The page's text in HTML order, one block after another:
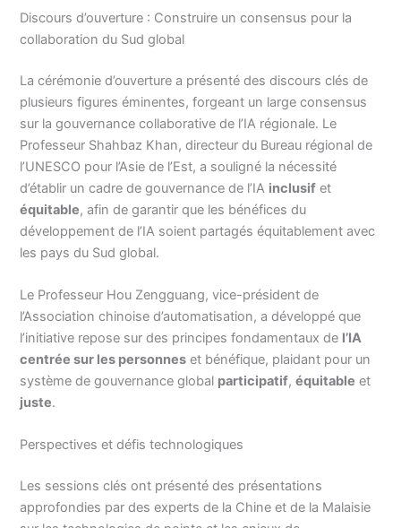
Discours d’ouverture : Construire un consensus pour la
collaboration du Sud global
La cérémonie d’ouverture a présenté des discours clés de
plusieurs figures éminentes, forgeant un large consensus
sur la gouvernance collaborative de l’IA régionale. Le
Professeur Shahbaz Khan, directeur du Bureau régional de
l’UNESCO pour l’Asie de l’Est, a souligné la nécessité
d’établir un cadre de gouvernance de l’IA inclusif et
équitable, afin de garantir que les bénéfices du
développement de l’IA soient partagés équitablement avec
les pays du Sud global.
Le Professeur Hou Zengguang, vice-président de
l’Association chinoise d’automatisation, a développé que
l’initiative repose sur des principes fondamentaux de l’IA
centrée sur les personnes et bénéfique, plaidant pour un
système de gouvernance global participatif,équitable et
juste.
Perspectives et défis technologiques
Les sessions clés ont présenté des présentations
approfondies par des experts de la Chine et de la Malaisie